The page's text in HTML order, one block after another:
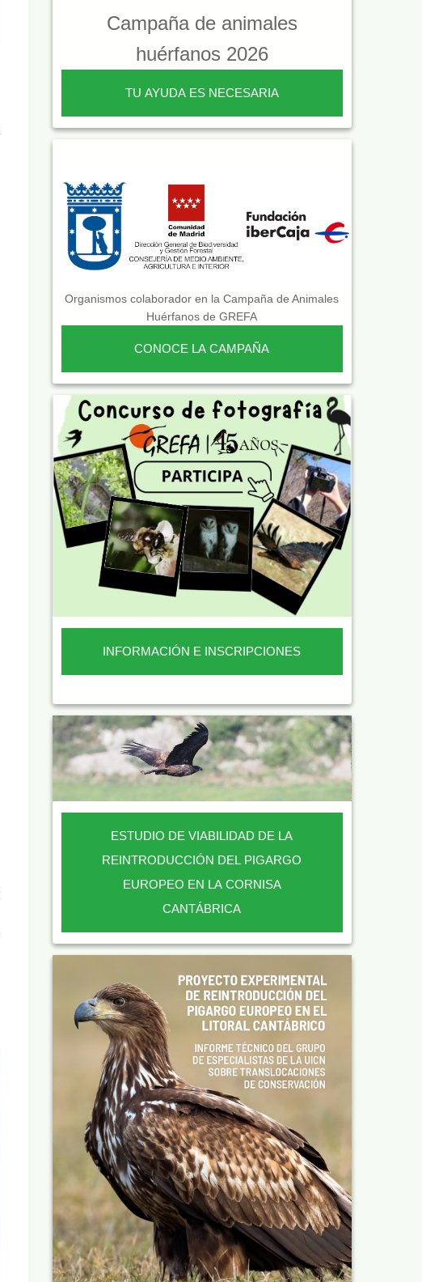
Campaña de animales
huérfanos 2026
TU AYUDA ES NECESARIA
Organismos colaborador en la Campaña de Animales
Huérfanos de GREFA
CONOCE LA CAMPAÑA
INFORMACIÓN E INSCRIPCIONES
ESTUDIO DE VIABILIDAD DE LA
REINTRODUCCIÓN DEL PIGARGO
EUROPEO EN LA CORNISA
CANTÁBRICA